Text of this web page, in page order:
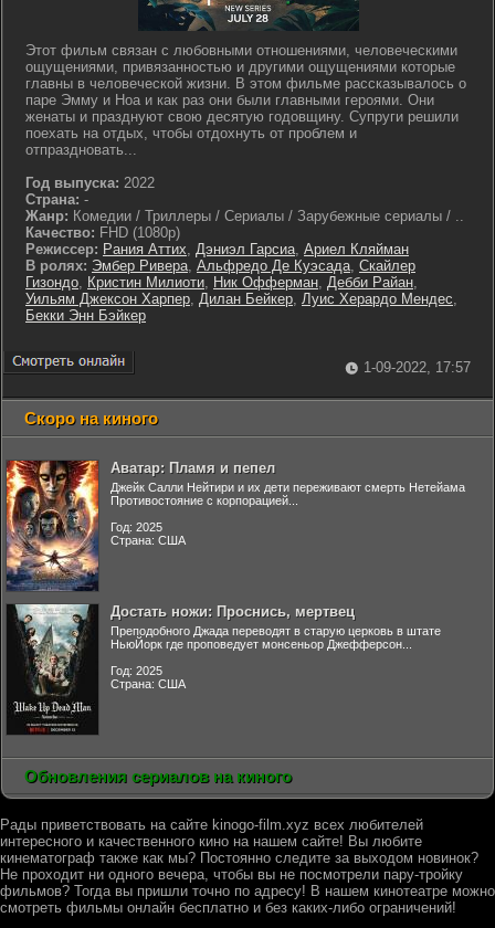
Этот фильм связан с любовными отношениями, человеческими
ощущениями, привязанностью и другими ощущениями которые
главны в человеческой жизни. В этом фильме рассказывалось о
паре Эмму и Ноа и как раз они были главными героями. Они
женаты и празднуют свою десятую годовщину. Супруги решили
поехать на отдых, чтобы отдохнуть от проблем и
отпраздновать...
Год выпуска: 2022
Страна: -
Жанр: Комедии / Триллеры / Сериалы / Зарубежные сериалы / ..
Качество: FHD (1080p)
Режиссер: Рания Аттих, Дэниэл Гарсиа, Ариел Кляйман
В ролях: Эмбер Ривера, Альфредо Де Куэсада, Скайлер
Гизондо, Кристин Милиоти, Ник Офферман, Дебби Райан,
Уильям Джексон Харпер, Дилан Бейкер, Луис Херардо Мендес,
Бекки Энн Бэйкер
1-09-2022, 17:57
Скоро на киного
Аватар: Пламя и пепел
Джейк Салли Нейтири и их дети переживают смерть Нетейама
Противостояние с корпорацией...
Год: 2025
Страна: США
Достать ножи: Проснись, мертвец
Преподобного Джада переводят в старую церковь в штате
НьюЙорк где проповедует монсеньор Джефферсон...
Год: 2025
Страна: США
Обновления сериалов на киного
Рады приветствовать на сайте kinogo-film.xyz всех любителей
интересного и качественного кино на нашем сайте! Вы любите
кинематограф также как мы? Постоянно следите за выходом новинок?
Не проходит ни одного вечера, чтобы вы не посмотрели пару-тройку
фильмов? Тогда вы пришли точно по адресу! В нашем кинотеатре можно
смотреть фильмы онлайн бесплатно и без каких-либо ограничений!